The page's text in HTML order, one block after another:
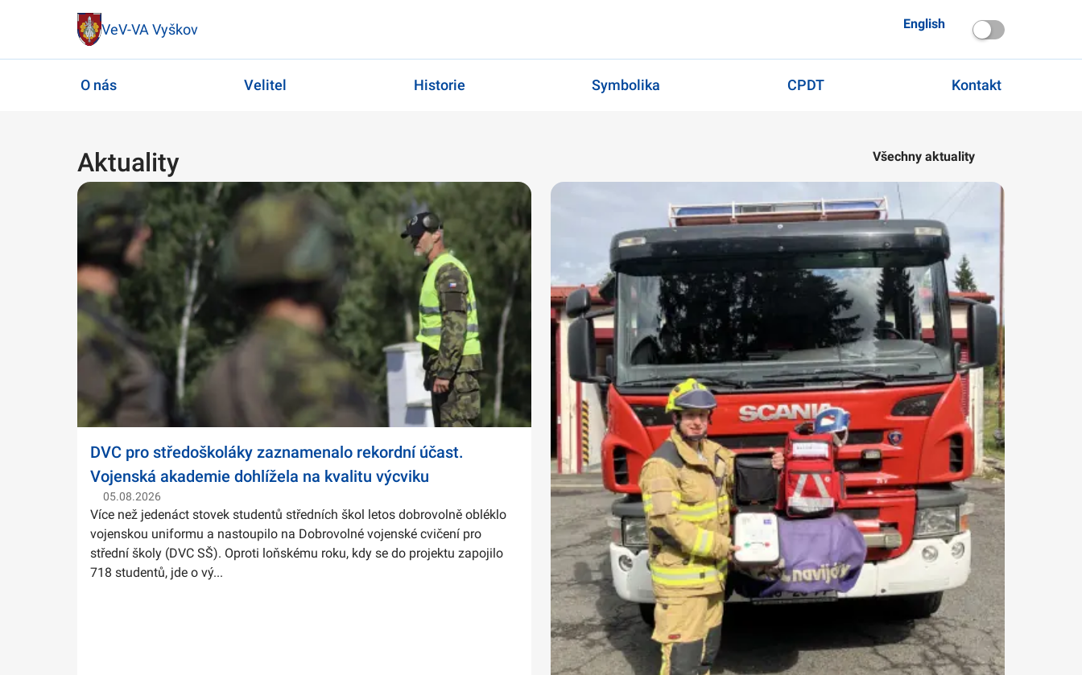
VeV-VA Vyškov English
O nás Velitel Historie Symbolika CPDT Kontakt
Aktuality Všechny aktuality
DVC pro středoškoláky zaznamenalo rekordní účast.
Vojenská akademie dohlížela na kvalitu výcviku
05.08.2026
Více než jedenáct stovek studentů středních škol letos dobrovolně obléklo
vojenskou uniformu a nastoupilo na Dobrovolné vojenské cvičení pro
střední školy (DVC SŠ). Oproti loňskému roku, kdy se do projektu zapojilo
718 studentů, jde o vý...